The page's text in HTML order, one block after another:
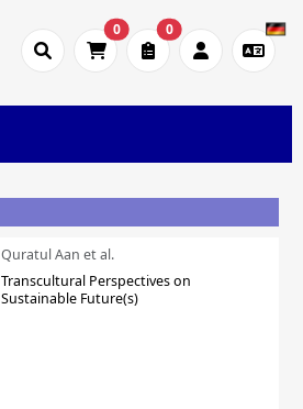
0 0
Quratul Aan et al.
Transcultural Perspectives on
Sustainable Future(s)